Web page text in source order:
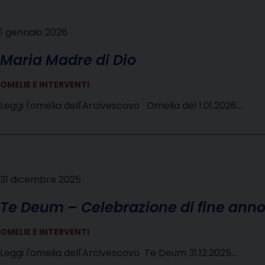
1 gennaio 2026
Maria Madre di Dio
OMELIE E INTERVENTI
Leggi l'omelia dell'Arcivescovo Omelia del 1.01.2026…
31 dicembre 2025
Te Deum – Celebrazione di fine anno
OMELIE E INTERVENTI
Leggi l'omelia dell'Arcivescovo Te Deum 31.12.2025…